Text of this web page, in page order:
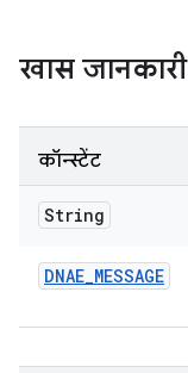
खास जानकारी
कॉन्स्टेंट
String
DNAE_MESSAGE